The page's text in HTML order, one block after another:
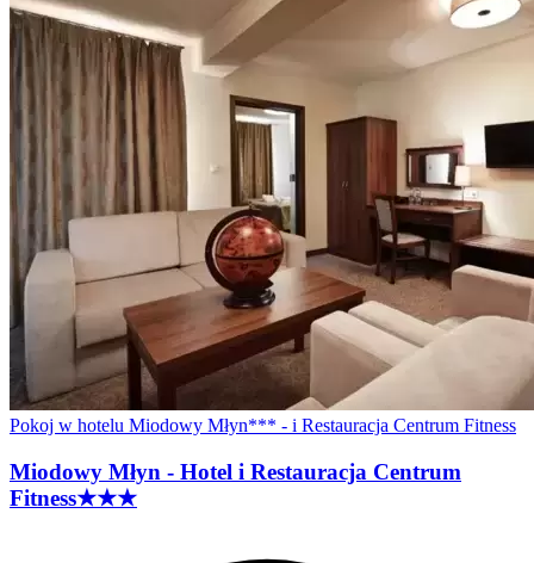
Pokoj w hotelu Miodowy Młyn*** - i Restauracja Centrum Fitness
Miodowy Młyn - Hotel i Restauracja Centrum
Fitness★★★